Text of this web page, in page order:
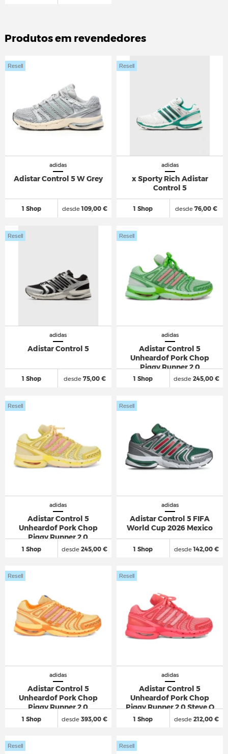
Produtos em revendedores
adidas
Adistar Control 5 W Grey
1 Shop
Resell
desde109,00 €
adidas
x Sporty Rich Adistar
Control 5
1 Shop
Resell
desde 76,00 €
adidas
Adistar Control 5
1 Shop
Resell
desde75,00 €
adidas
Adistar Control 5
Unheardof Pork Chop
Piggy Runner 2.0
Cupcake
1 Shop
Resell
desde245,00 €
adidas
Adistar Control 5
Unheardof Pork Chop
Piggy Runner 2.0
Cheeseburger
1 Shop
Resell
desde 245,00 €
adidas
Adistar Control 5 FIFA
World Cup 2026 Mexico
1 Shop
Resell
desde142,00 €
adidas
Adistar Control 5
Unheardof Pork Chop
Piggy Runner 2.0
Meatball
1 Shop
Resell
desde 393,00 €
adidas
Adistar Control 5
Unheardof Pork Chop
Piggy Runner 2.0 Steve O
1 Shop
Resell
desde212,00 €
Resell Resell